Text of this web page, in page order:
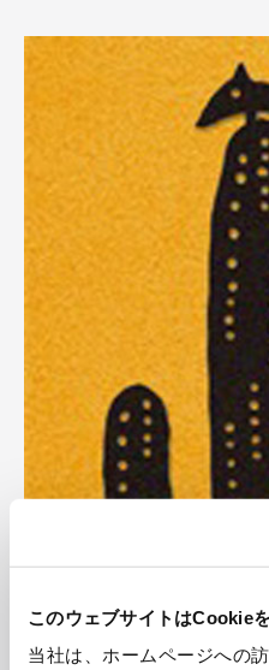
このウェブサイトはCookie
当社は、ホームページへの